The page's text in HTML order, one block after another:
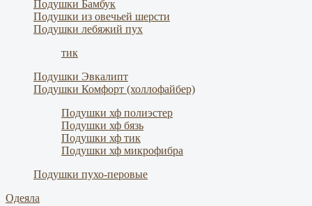
Подушки Бамбук
Подушки из овечьей шерсти
Подушки лебяжий пух
тик
Подушки Эвкалипт
Подушки Комфорт (холлофайбер)
Подушки хф полиэстер
Подушки хф бязь
Подушки хф тик
Подушки хф микрофибра
Подушки пухо-перовые
Одеяла